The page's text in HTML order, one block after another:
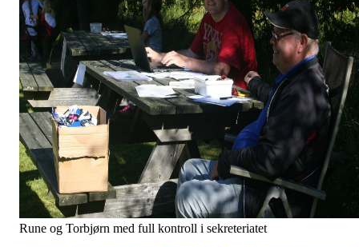
Rune og Torbjørn med full kontroll i sekreteriatet